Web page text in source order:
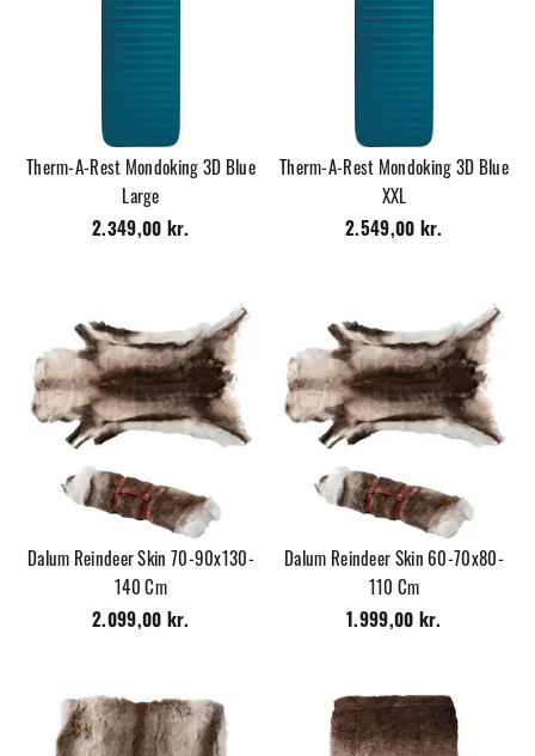
Therm-A-Rest Mondoking 3D Blue
Large
2.349,00 kr.
Therm-A-Rest Mondoking 3D Blue
XXL
2.549,00 kr.
Dalum Reindeer Skin 70-90x130-
140 Cm
2.099,00 kr.
Dalum Reindeer Skin 60-70x80-
110 Cm
1.999,00 kr.